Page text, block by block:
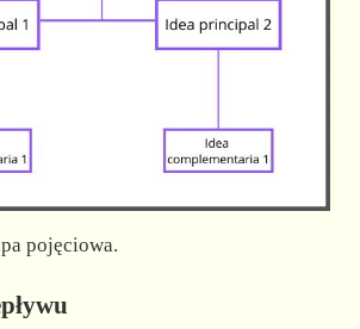
pojęciowa.